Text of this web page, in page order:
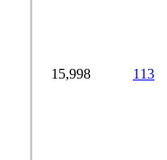
113
15,998